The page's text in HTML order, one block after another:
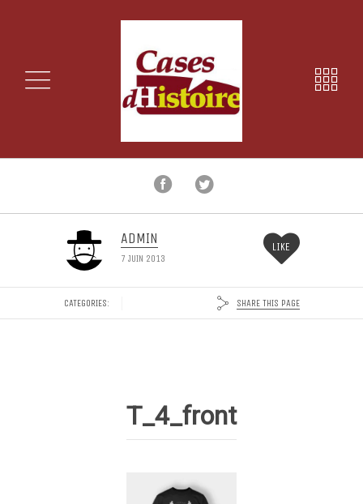
ADMIN
7 JUIN 2013
LIKE
CATEGORIES: SHARE THIS PAGE
T_4_front